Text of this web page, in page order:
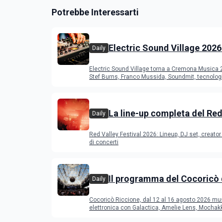
Potrebbe Interessarti
Daily Electric Sound Village
Young Band Contest, il
Electric Sound Village torna a Cremona Musica
Stef Burns, Franco Mussida, Soundmit,
Daily La line-up completa del
Red Valley Festival 2026: Lineup, DJ set,
di concerti
Daily Il programma del Cocoricò
Cocoricò Riccione, dal 12 al 16 agosto 2026
elettronica con Galactica, Amelie Lens,